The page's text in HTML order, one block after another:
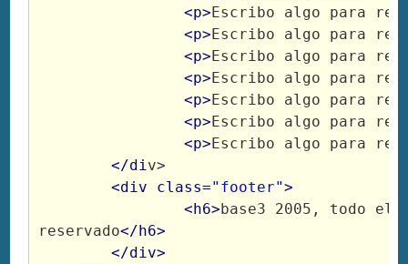
<p>Escribo algo para
		<p>
Escribo algo para
		<p>
Escribo algo para
		<p>
Escribo algo para
		<p>
Escribo algo para
		<p>
Escribo algo para
		<p>
Escribo algo para
</di v>
<div class="footer">
		<h6>
base3 2005, todo el
reservado</h6>
</div>